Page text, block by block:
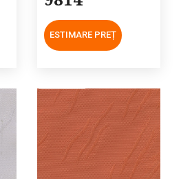
ESTIMARE PREȚ